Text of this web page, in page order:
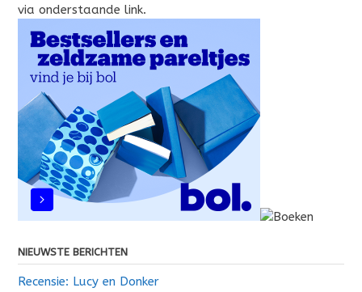
via onderstaande link.
NIEUWSTE BERICHTEN
Recensie: Lucy en Donker